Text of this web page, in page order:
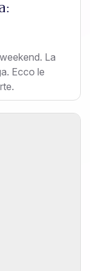
La
Ecco le